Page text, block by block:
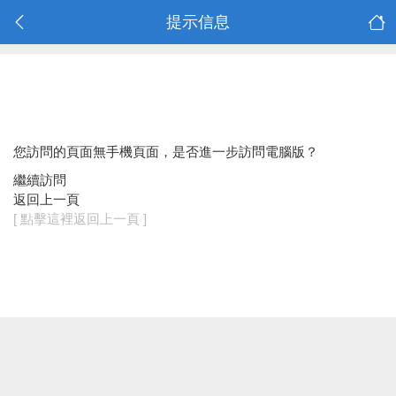
提示信息
您訪問的頁面無手機頁面，是否進一步訪問電腦版？
繼續訪問
返回上一頁
[ 點擊這裡返回上一頁 ]